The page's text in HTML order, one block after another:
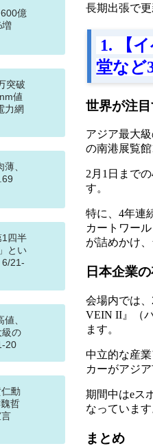
億
増
突破
値
力網
、
1四半
とい
21-
、
級の
20
勳
哲
言
長期出張で
1. 【
堂など
世界が注
アジア最大
の南港展覧
2月1日まで
す。
特に、4年連
カートワー
が詰めかけ
日本企業
会場内では
VEIN II』（
ます。
中立的な産
カーがアジ
期間中はeス
なっています
まとめ